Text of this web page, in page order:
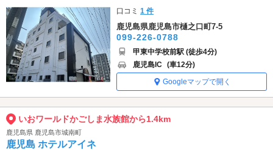
口コミ1 件
鹿児島県鹿児島市樋之口町7-5
099-226-0788
甲東中学校前駅 (徒歩4分)
鹿児島IC (車12分)
Googleマップで開く
いおワールドかごしま水族館から1.4km
鹿児島県 鹿児島市城南町
鹿児島 ホテルアイネ